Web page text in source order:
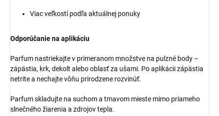
Viac veľkostí podľa aktuálnej ponuky
Odporúčanie na aplikáciu
Parfum nastriekajte v primeranom množstve na pulzné body –
zápästia, krk, dekolt alebo oblasť za ušami. Po aplikácii zápästia
netrite a nechajte vôňu prirodzene rozvinúť.
Parfum skladujte na suchom a tmavom mieste mimo priameho
slnečného žiarenia a zdrojov tepla.